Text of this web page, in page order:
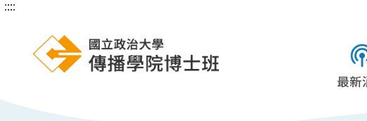
跳
:::
最新
:::